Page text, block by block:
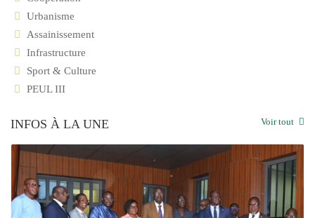
Urbanisme
Assainissement
Infrastructure
Sport & Culture
PEUL III
INFOS À LA UNE Voir tout